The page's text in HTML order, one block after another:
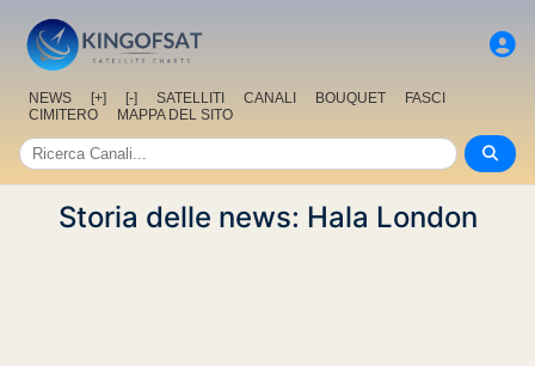
NEWS [+] [-] SATELLITI CANALI BOUQUET
FASCI
CIMITERO
MAPPA DEL SITO
Storia delle news: Hala London